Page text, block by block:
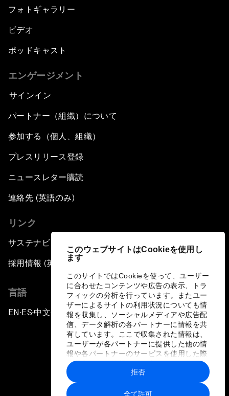
このウェブサイトはCookieを使用し
ます
このサイトではCookieを使って、ユーザー
に合わせたコンテンツや広告の表示、トラ
フィックの分析を行っています。またユー
ザーによるサイトの利用状況についても情
報を収集し、ソーシャルメディアや広告配
信、データ解析の各パートナーに情報を共
有しています。ここで収集された情報は、
ユーザーが各パートナーに提供した他の情
報や各パートナーのサービスを使用した際
に収集された情報と組み合わされ、各パー
トナーによって使用されることがありま
す。
全て許可
拒否
フォトギャラリー
ビデオ
ポッドキャスト
エンゲージメント
サインイン
パートナー（組織）について
参加する（個人、組織）
プレスリリース登録
ニュースレター購読
連絡先 (英語のみ)
リンク
サステナビリティへの取り組み
採用情報 (英語のみ)
言語
EN ▪ES▪中文▪ 日本語
プライバシーポリシーと利用規約